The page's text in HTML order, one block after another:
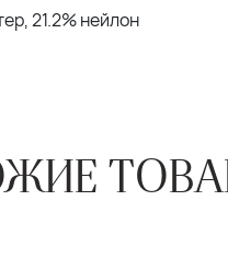
21.2% нейлон